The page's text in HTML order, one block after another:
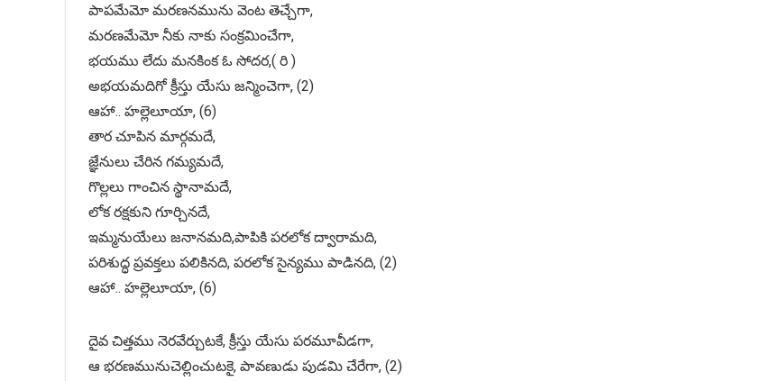
పాపమేమో మరణనమును వెంట తెచ్చేగా,
మరణమేమో నీకు నాకు సంక్రమించేగా,
భయము లేదు మనకింక ఓ సోదర,( రి )
అభయమదిగో క్రీస్తు యేసు జన్మించెగా, (2)
ఆహా.. హల్లెలూయా, (6)
తార చూపిన మార్గమదే,
జ్ఞేనులు చేరిన గమ్యమదే,
గొల్లలు గాంచిన స్థానామదే,
లోక రక్షకుని గూర్చినదే,
ఇమ్మనుయేలు జనానమది,పాపికి పరలోక ద్వారామది,
పరిశుద్ధ ప్రవక్తలు పలికినది, పరలోక సైన్యము పాడినది, (2)
ఆహా.. హల్లెలూయా, (6)
దైవ చిత్తము నెరవేర్చుటకే, క్రీస్తు యేసు పరమూవీడగా,
ఆ భరణమునుచెల్లించుటకై, పావణుడు పుడమి చేరేగా, (2)